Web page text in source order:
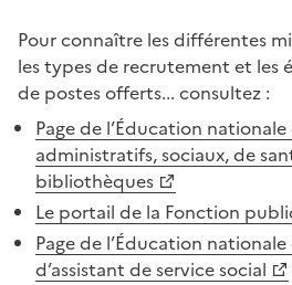
Pour connaître les différentes
les types de recrutement et les
de postes offerts... consultez :
Page de l’Éducation
administratifs, sociaux, de
bibliothèques
Le portail de la Fonction
Page de l’Éducation
d’assistant de service social